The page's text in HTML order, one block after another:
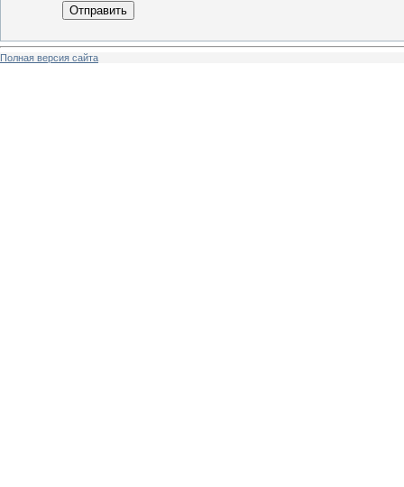
Отправить
Полная версия сайта